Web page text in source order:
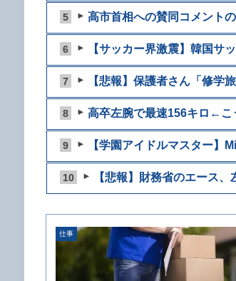
5 高市首相への賛同コメント
6 【サッカー界激震】韓国サ
7 【悲報】保護者さん「修学
8 高卒左腕で最速156キロ←こ
9 【学園アイドルマスター】
10 【悲報】財務省のエース
仕事